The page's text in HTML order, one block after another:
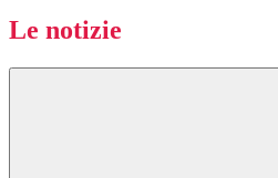
Le notizie